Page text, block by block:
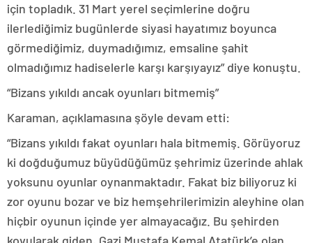
için topladık. 31 Mart yerel seçimlerine doğru
ilerlediğimiz bugünlerde siyasi hayatımız boyunca
görmediğimiz, duymadığımız, emsaline şahit
olmadığımız hadiselerle karşı karşıyayız” diye konuştu.
“Bizans yıkıldı ancak oyunları bitmemiş”
Karaman, açıklamasına şöyle devam etti:
“Bizans yıkıldı fakat oyunları hala bitmemiş. Görüyoruz
ki doğduğumuz büyüdüğümüz şehrimiz üzerinde ahlak
yoksunu oyunlar oynanmaktadır. Fakat biz biliyoruz ki
zor oyunu bozar ve biz hemşehrilerimizin aleyhine olan
hiçbir oyunun içinde yer almayacağız. Bu şehirden